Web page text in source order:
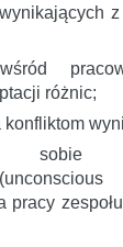
różnic;
konfliktom
sobie
pracy